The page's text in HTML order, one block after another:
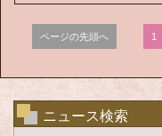
ページの先頭へ 1
ニュース検索